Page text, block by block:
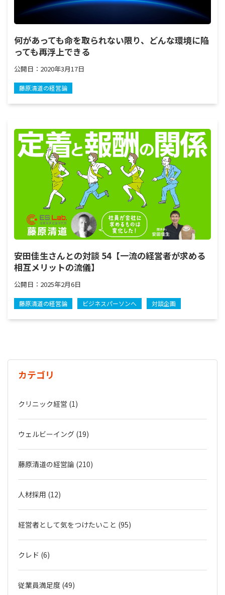
何があっても命を取られない限り、どんな環境に陥
っても再浮上できる
公開日： 2020年3月17日
藤原清道の経営論
安田佳生さんとの対談 54【一流の経営者が求める
相互メリットの流儀】
公開日： 2025年2月6日
藤原清道の経営論 ビジネスパーソンへ 対談企画
カテゴリ
クリニック経営 (1)
ウェルビーイング (19)
藤原清道の経営論 (210)
人材採用 (12)
経営者として気をつけたいこと (95)
クレド (6)
従業員満足度 (49)